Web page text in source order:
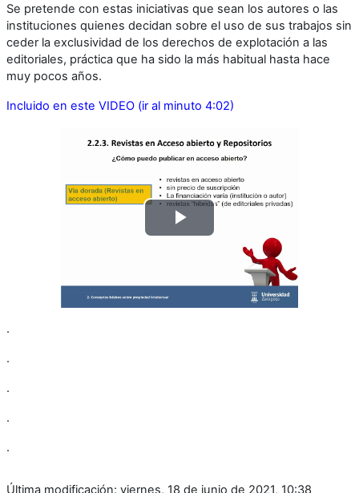
Se pretende con estas iniciativas que sean los autores o las
instituciones quienes decidan sobre el uso de sus trabajos sin
ceder la exclusividad de los derechos de explotación a las
editoriales, práctica que ha sido la más habitual hasta hace
muy pocos años.
Incluido en este VIDEO (ir al minuto 4:02)
Reproducir
.
.
.
.
.
Última modificación: viernes, 18 de junio de 2021, 10:38